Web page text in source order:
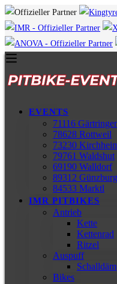
EVENTS
71116
78628 Rottweil
73230
79761 Waldshut
69190 Walldorf
89312 Günzburg
84533 Marktl
IMR PITBIKES
Antrieb
Kette
Kettenrad
Ritzel
Auspuff
Bikes